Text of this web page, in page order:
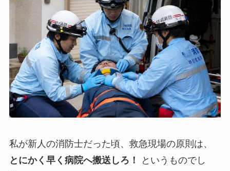
私が新人の消防士だった頃、救急現場の原則は、
とにかく早く病院へ搬送しろ！
というものでし